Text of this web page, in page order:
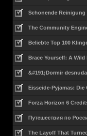
Schonende
The Community
Beliebte Top 100
Brace Yourself: A
&#191;Dormir
Eisseide-Pyjamas:
Forza Horizon 6
Путешествия по
The Layoff That